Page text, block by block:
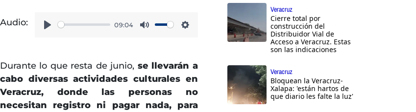
Audio:
09:04
Durante lo que resta de junio, se llevarán a
cabo diversas actividades culturales en
Veracruz, donde las personas no
necesitan registro ni pagar nada, para
Veracruz
Cierre total por
construcción del
Distribuidor Vial de
Acceso a Veracruz. Estas
son las indicaciones
Veracruz
Bloquean la Veracruz-
Xalapa: 'están hartos de
que diario les falte la luz'